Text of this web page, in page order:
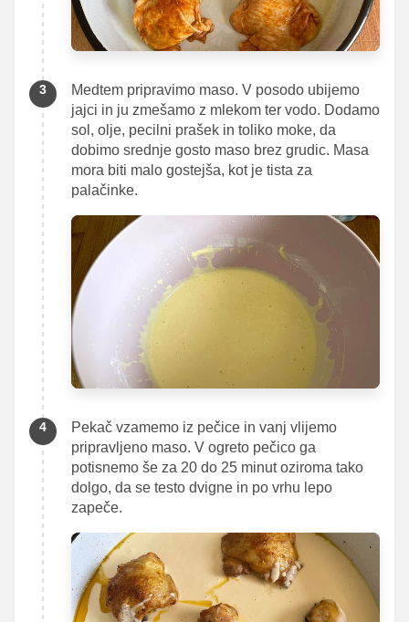
Medtem pripravimo maso. V posodo ubijemo
jajci in ju zmešamo z mlekom ter vodo. Dodamo
sol, olje, pecilni prašek in toliko moke, da
dobimo srednje gosto maso brez grudic. Masa
mora biti malo gostejša, kot je tista za
palačinke.
Pekač vzamemo iz pečice in vanj vlijemo
pripravljeno maso. V ogreto pečico ga
potisnemo še za 20 do 25 minut oziroma tako
dolgo, da se testo dvigne in po vrhu lepo
zapeče.